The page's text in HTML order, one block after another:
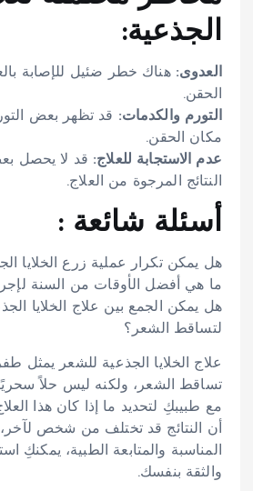
الجذعية:
العدوى:هناك خطر ضئيل للإصابة
الحقن.
التورم والكدمات:قد تظهر بعض
مكان الحقن.
عدم الاستجابة للعلاج:قد لا يحصل
النتائج المرجوة من العلاج.
أسئلة شائعة :
هل يمكن تكرار عملية زرع الخلايا
ما هي أفضل الأوقات من السنة
هل يمكن الجمع بين علاج الخلايا
لتساقط الشعر؟
علاج الخلايا الجذعية للشعر يمثل
تساقط الشعر، ولكنه ليس حلاً
مع طبيبكِ لتحديد ما إذا كان هذا
أن النتائج قد تختلف من شخص لآخر،
المناسبة والمتابعة الطبية، يمكنكِ
والثقة بنفسك.